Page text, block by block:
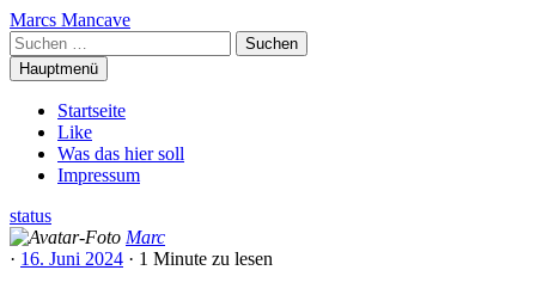
Zum
Inhalt
springen
Marcs Mancave
Suchen
nach:
Hauptmenü
Startseite
Like
Was das hier soll
Impressum
status
Marc
· 16. Juni 2024 · 1 Minute zu lesen